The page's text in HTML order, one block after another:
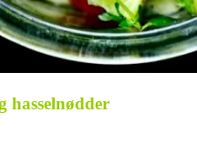
hasselnødder